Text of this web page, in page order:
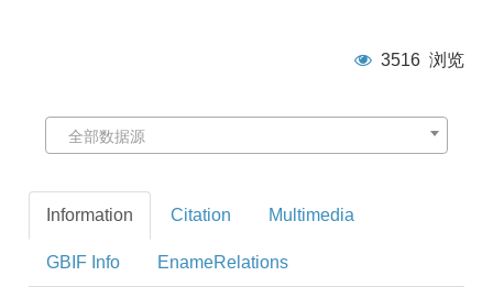
3516 浏览
全部数据源
Information Citation Multimedia
GBIF Info EnameRelations